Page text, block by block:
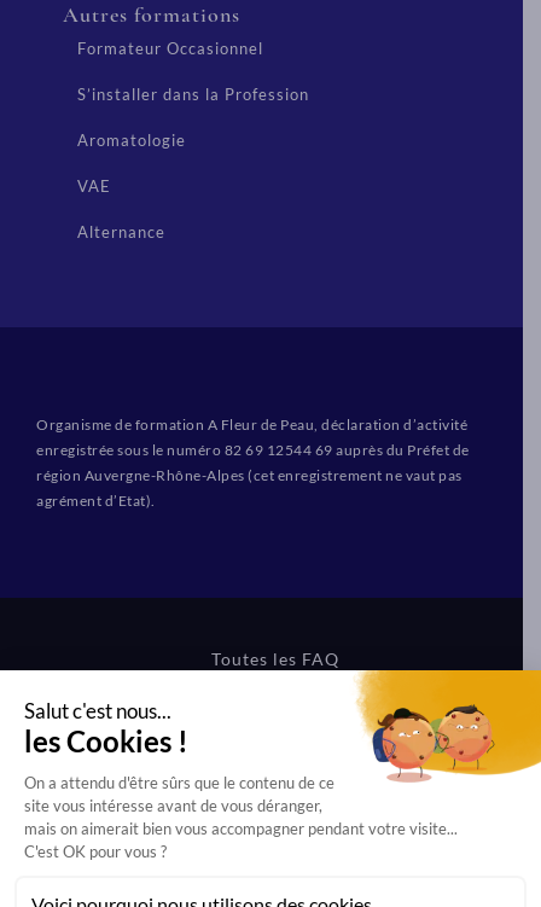
Autres formations
Formateur Occasionnel
S’installer dans la Profession
Aromatologie
VAE
Alternance
Organisme de formation A Fleur de Peau, déclaration d’activité
enregistrée sous le numéro 82 69 12544 69 auprès du Préfet de
région Auvergne-Rhône-Alpes (cet enregistrement ne vaut pas
agrément d’Etat).
Toutes les FAQ
Mentions légales